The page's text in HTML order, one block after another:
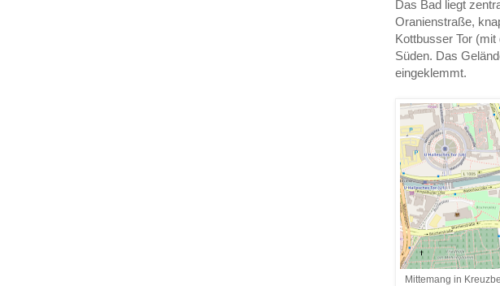
Das Bad liegt
Oranienstraße,
Kottbusser Tor
Süden. Das
eingeklemmt.
Mittemang in